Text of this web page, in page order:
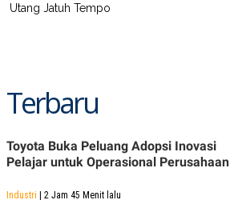
Utang Jatuh Tempo
Terbaru
Toyota Buka Peluang Adopsi Inovasi
Pelajar untuk Operasional Perusahaan
Industri | 2 Jam 45 Menit lalu